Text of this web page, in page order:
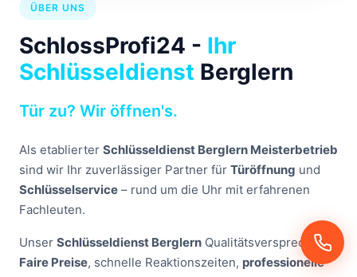
ÜBER UNS
SchlossProfi24 - Ihr
Schlüsseldienst Berglern
Tür zu? Wir öffnen's.
Als etablierter Schlüsseldienst Berglern Meisterbetrieb
sind wir Ihr zuverlässiger Partner für Türöffnung und
Schlüsselservice – rund um die Uhr mit erfahrenen
Fachleuten.
Unser Schlüsseldienst Berglern Qualitätsversprechen:
Faire Preise, schnelle Reaktionszeiten, professionelle